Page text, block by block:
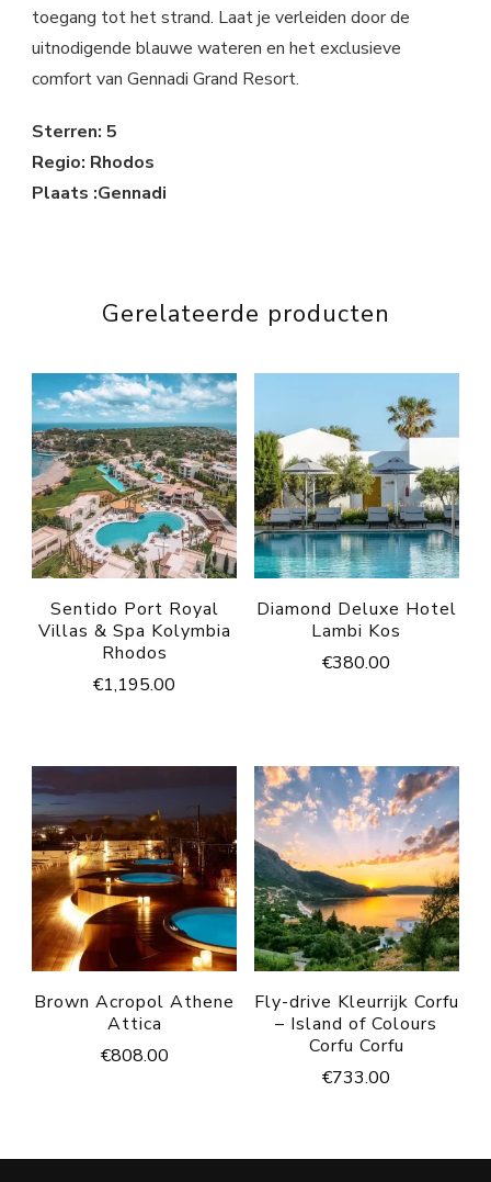
toegang tot het strand. Laat je verleiden door de
uitnodigende blauwe wateren en het exclusieve
comfort van Gennadi Grand Resort.
Sterren: 5
Regio: Rhodos
Plaats :Gennadi
Gerelateerde producten
Sentido Port Royal
Villas & Spa Kolymbia
Rhodos
€1,195.00
Diamond Deluxe Hotel
Lambi Kos
€380.00
Brown Acropol Athene
Attica
€808.00
Fly-drive Kleurrijk Corfu
– Island of Colours
Corfu Corfu
€733.00